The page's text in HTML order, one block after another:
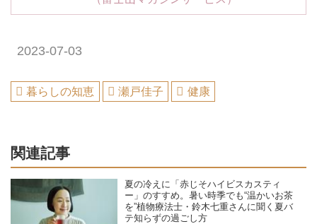
2023-07-03
暮らしの知恵 瀬戸佳子 健康
関連記事
夏の冷えに「赤じそハイビスカスティ
ー」のすすめ。暑い時季でも“温かいお茶
を”植物療法士・鈴木七重さんに聞く夏バ
テ知らずの過ごし方